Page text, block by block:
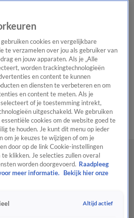
Het beste van Hart
Tip de
WeerTip de redactiePanelVideo's
cookies en vergelijkbare
te verzamelen over jou als gebruiker van
en jouw apparaten. Als je „Alle
worden trackingtechnologieën
en content te kunnen
en diensten te verbeteren en om
en content te meten. Als je
selecteert of je toestemming intrekt,
uitgeschakeld. We gebruiken
cookies om de website goed te
te houden. Je kunt dit menu op ieder
om je keuzes te wijzigen of om je
door op de link Cookie-instellingen
klikken. Je selecties zullen overal
worden doorgevoerd. Raadpleeg
meer informatie.
Bekijk hier onze
Altijd actief